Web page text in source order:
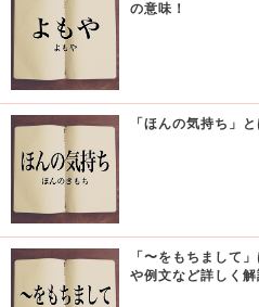
の意味！
「ほんの気持ち」
「〜をもちまして
や例文など詳しく解